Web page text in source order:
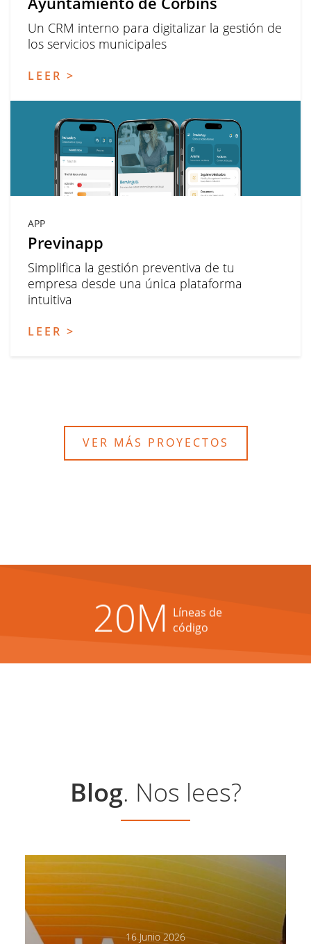
Un CRM interno para digitalizar la gestión de
los servicios municipales
LEER >
APP
Previnapp
Simplifica la gestión preventiva de tu
empresa desde una única plataforma
intuitiva
LEER >
VER MÁS PROYECTOS
20M Líneas de
código
Blog. Nos lees?
16 Junio 2026